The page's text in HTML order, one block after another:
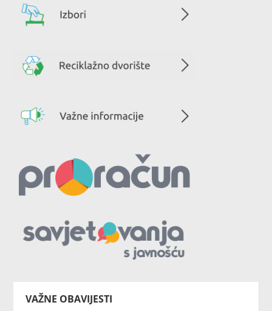
VAŽNE OBAVIJESTI